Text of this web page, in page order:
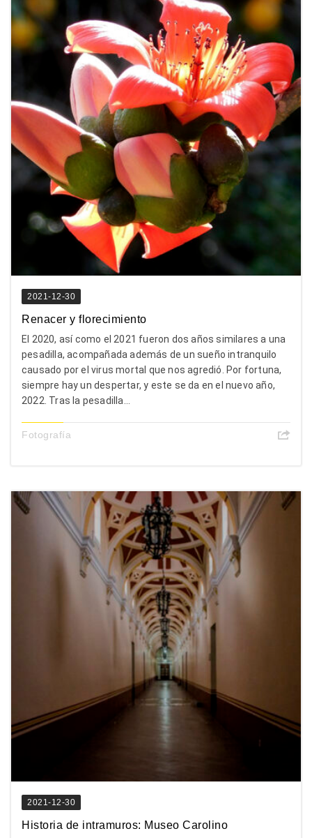
2021-12-30
Renacer y florecimiento
El 2020, así como el 2021 fueron dos años similares a una
pesadilla, acompañada además de un sueño intranquilo
causado por el virus mortal que nos agredió. Por fortuna,
siempre hay un despertar, y este se da en el nuevo año,
2022. Tras la pesadilla...
Fotografía
2021-12-30
Historia de intramuros: Museo Carolino